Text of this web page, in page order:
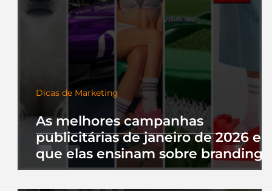
As melhores campanhas
publicitárias de janeiro de 2026 e
que elas ensinam sobre branding
Dicas de Marketing